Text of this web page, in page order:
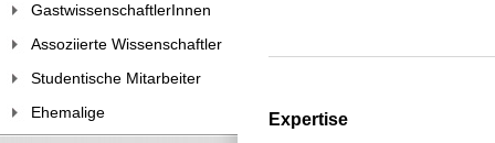
Expertise
GastwissenschaftlerInnen
Assoziierte Wissenschaftler
Studentische Mitarbeiter
Ehemalige